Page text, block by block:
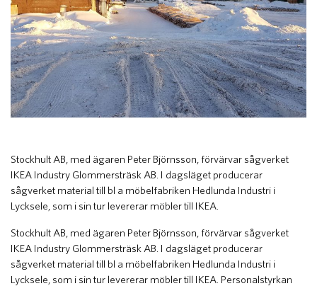
​Stockhult AB, med ägaren Peter Björnsson, förvärvar sågverket
IKEA Industry Glommersträsk AB. I dagsläget producerar
sågverket material till bl a möbelfabriken Hedlunda Industri i
Lycksele, som i sin tur levererar möbler till IKEA.
Stockhult AB, med ägaren Peter Björnsson, förvärvar sågverket
IKEA Industry Glommersträsk AB. I dagsläget producerar
sågverket material till bl a möbelfabriken Hedlunda Industri i
Lycksele, som i sin tur levererar möbler till IKEA. Personalstyrkan